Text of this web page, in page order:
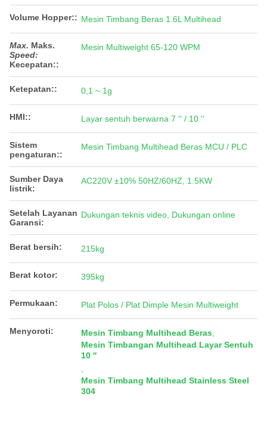
Volume Hopper:: Mesin Timbang Beras 1.6L Multihead
Max. Maks.
Speed:
Kecepatan::
Mesin Multiweight 65-120 WPM
Ketepatan:: 0,1 ~ 1g
HMI:: Layar sentuh berwarna 7 '' / 10 ''
Sistem
pengaturan::
Mesin Timbang Multihead Beras MCU / PLC
Sumber Daya
listrik:
AC220V ±10% 50HZ/60HZ, 1.5KW
Setelah Layanan
Garansi:
Dukungan teknis video, Dukungan online
Berat bersih: 215kg
Berat kotor: 395kg
Permukaan: Plat Polos / Plat Dimple Mesin Multiweight
Menyoroti: Mesin Timbang Multihead Beras
Mesin Timbangan Multihead Layar Sentuh
10 ''
Mesin Timbang Multihead Stainless Steel
304